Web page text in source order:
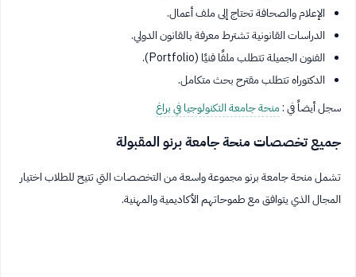
الإعلام والصحافة تحتاج إلى ملف أعمال.
الدراسات القانونية تشترط معرفة بالقانون الدولي.
الفنون الجميلة تتطلب ملفًا فنيًا (Portfolio).
الدكتوراه تتطلب مقترح بحث متكامل.
سجل أيضاً في :منحة جامعة التكنولوجيا في براغ
جميع تخصصات منحة جامعة برنو المقبولة
تشمل منحة جامعة برنو مجموعة واسعة من التخصصات التي تتيح للطلاب اختيار
المجال الذي يتوافق مع طموحاتهم الأكاديمية والمهنية.